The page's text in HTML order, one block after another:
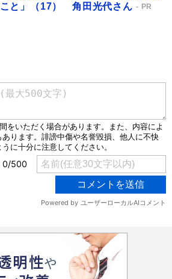
こと」（17） 角田光代さん
PR